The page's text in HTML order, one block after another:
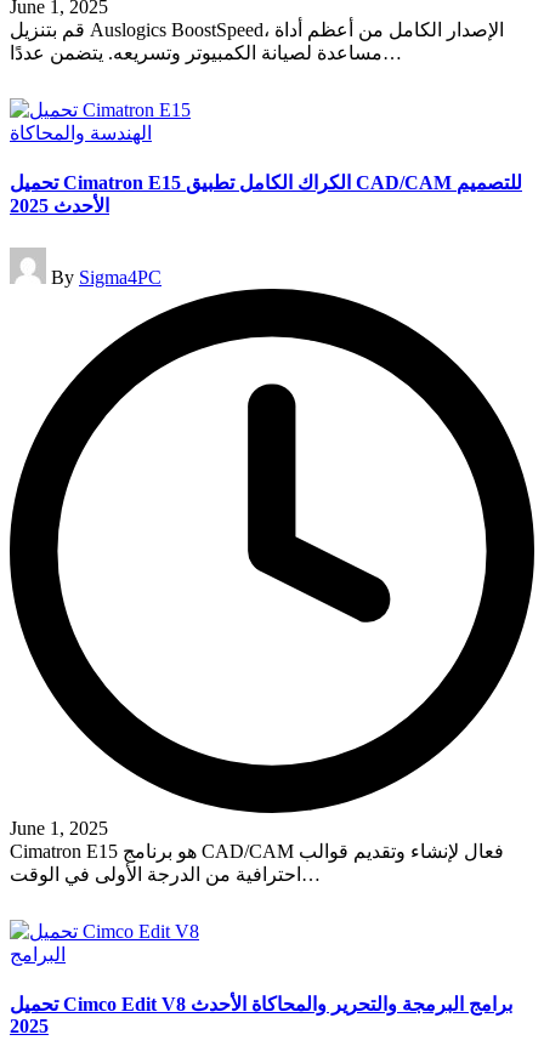
June 1, 2025
قم بتنزيل Auslogics BoostSpeed، الإصدار الكامل من أعظم أداة
مساعدة لصيانة الكمبيوتر وتسريعه. يتضمن عددًا…
Posted
الهندسة والمحاكاة
تحميل Cimatron E15 الكراك الكامل تطبيق CAD/CAM للتصميم
الأحدث 2025
Posted
by
By Sigma4PC
June 1, 2025
Cimatron E15 هو برنامج CAD/CAM فعال لإنشاء وتقديم قوالب
احترافية من الدرجة الأولى في الوقت…
Posted
البرامج
تحميل Cimco Edit V8 برامج البرمجة والتحرير والمحاكاة الأحدث
2025